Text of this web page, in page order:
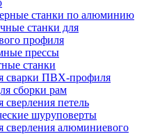
станки по алюминию
станки для
профиля
прессы
станки
сварки ПВХ-профиля
сборки рам
сверления петель
шуруповерты
сверления алюминиевого